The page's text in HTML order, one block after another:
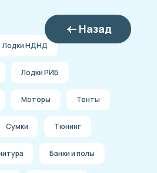
Назад
Лодки НДНД
Лодки РИБ
Моторы Тенты
Сумки Тюнинг
Банки и полы